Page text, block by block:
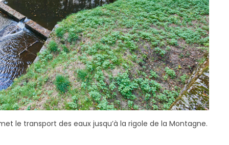
le transport des eaux jusqu’à la rigole de la Montagne.